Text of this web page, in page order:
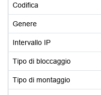
Codifica
Genere
Intervallo IP
Tipo di bloccaggio
Tipo di montaggio